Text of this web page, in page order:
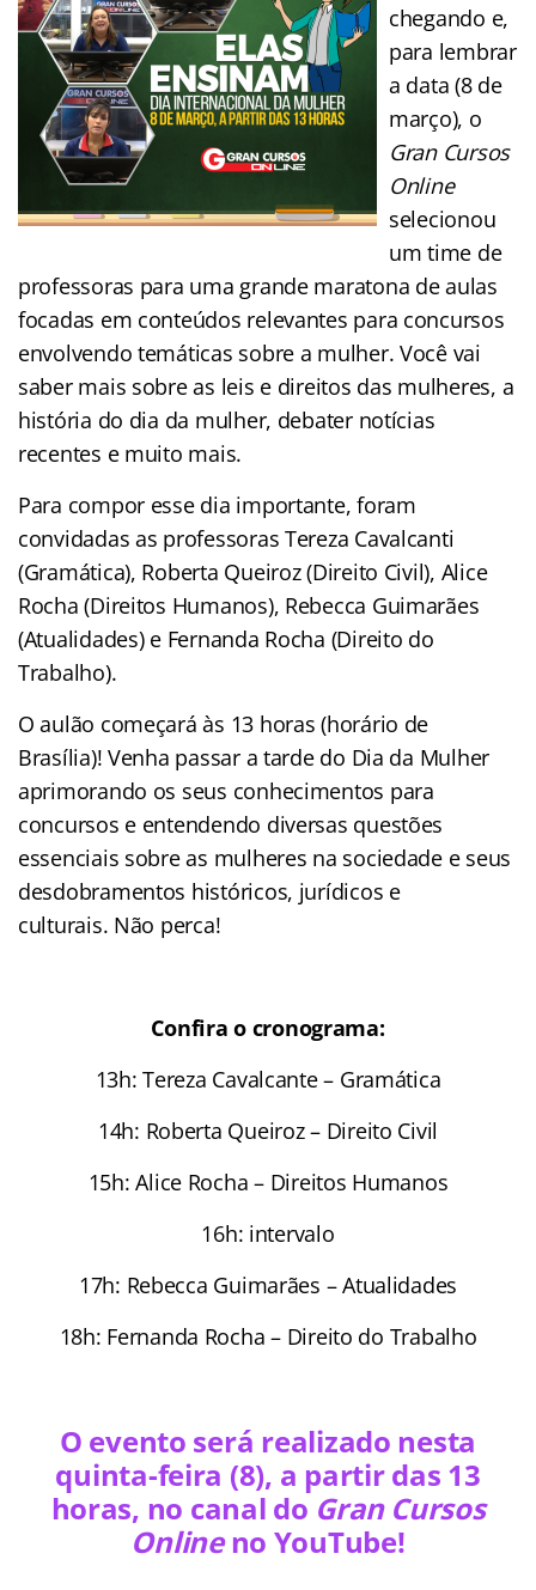
chegando e,
para lembrar
a data (8 de
março), o
Gran Cursos
Online
selecionou
um time de
professoras para uma grande maratona de aulas
focadas em conteúdos relevantes para concursos
envolvendo temáticas sobre a mulher. Você vai
saber mais sobre as leis e direitos das mulheres, a
história do dia da mulher, debater notícias
recentes e muito mais.
Para compor esse dia importante, foram
convidadas as professoras Tereza Cavalcanti
(Gramática), Roberta Queiroz (Direito Civil), Alice
Rocha (Direitos Humanos), Rebecca Guimarães
(Atualidades) e Fernanda Rocha (Direito do
Trabalho).
O aulão começará às 13 horas (horário de
Brasília)! Venha passar a tarde do Dia da Mulher
aprimorando os seus conhecimentos para
concursos e entendendo diversas questões
essenciais sobre as mulheres na sociedade e seus
desdobramentos históricos, jurídicos e
culturais. Não perca!
​​​​​​​​​​​​​​​​​​​​​​​​​​​​​​​​​​​​​​​​​​​​​​​​​​​​​​​​​​​​​​​​​​​​​​​​​​​​​​​​​​​​​​​​​​​​​​​​​​​​​​​​​​​​​​​​​​​​​​​​​​​​​​​​​​​​​​​​​​​​​​​​​​​​​​​​​​​​​​​​​​​​​​​​​​​​​​​​​​​​​​​​​​​​​​​​​​​​​​​​​Confira o cronograma:
13h: Tereza Cavalcante – Gramática
14h: Roberta Queiroz – Direito Civil
15h: Alice Rocha – Direitos Humanos
16h: intervalo
17h: Rebecca Guimarães – Atualidades
18h: Fernanda Rocha – Direito do Trabalho
O evento será realizado nesta
quinta-feira (8), a partir das 13
horas, no canal do Gran Cursos
Onlineno YouTube!